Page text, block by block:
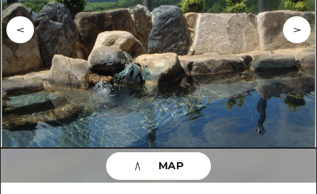
おすすめ
アート
イベント・祭り
グルメ・酒
サイクリング
ショッピング
スポーツ
モデルコース一覧
Dive! Hiroshima 公式ガイド
広島もしもトラベル
あたらしい非日常
広島市周辺
安芸
スポット・体験
スポット・体験一覧
広島市周辺
安芸
備後
備北
イベント
旬情報
お役立ち情報
お役立ち情報一覧
MAP